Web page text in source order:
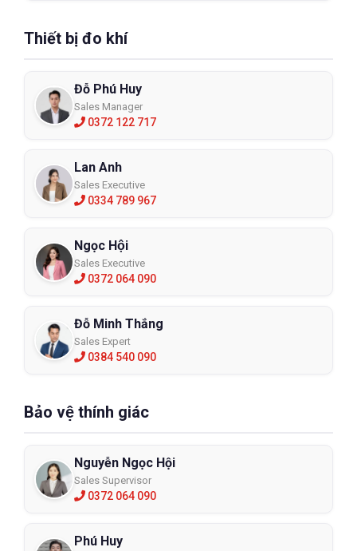
Thiết bị đo khí
Đỗ Phú Huy
Sales Manager
0372 122 717
Lan Anh
Sales Executive
0334 789 967
Ngọc Hội
Sales Executive
0372 064 090
Đỗ Minh Thắng
Sales Expert
0384 540 090
Bảo vệ thính giác
Nguyễn Ngọc Hội
Sales Supervisor
0372 064 090
Phú Huy